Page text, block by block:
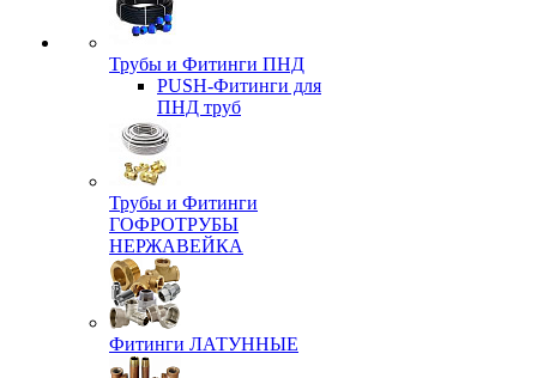
Трубы и Фитинги ПНД
PUSH-Фитинги для
ПНД труб
Трубы и Фитинги
ГОФРОТРУБЫ
НЕРЖАВЕЙКА
Фитинги ЛАТУННЫЕ